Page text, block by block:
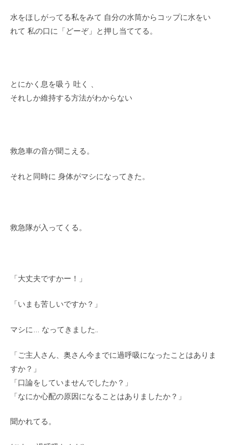
水をほしがってる私をみて 自分の水筒からコップに水をい
れて 私の口に「どーぞ」と押し当ててる。
とにかく息を吸う 吐く 、
それしか維持する方法がわからない
救急車の音が聞こえる。
それと同時に 身体がマシになってきた。
救急隊が入ってくる。
「大丈夫ですかー！」
「いまも苦しいですか？」
マシに… なってきました..
「ご主人さん、奥さん今までに過呼吸になったことはありま
すか？」
「口論をしていませんでしたか？」
「なにか心配の原因になることはありましたか？」
聞かれてる。